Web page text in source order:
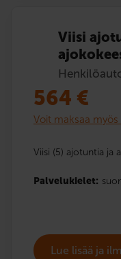
Viisi
564 €
Voit maksaa
Viisi (5) ajotuntia ja
Palvelukielet:
Lue lisää ja